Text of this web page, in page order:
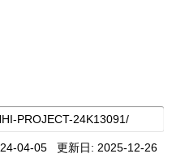
04-05 更新日: 2025-12-26